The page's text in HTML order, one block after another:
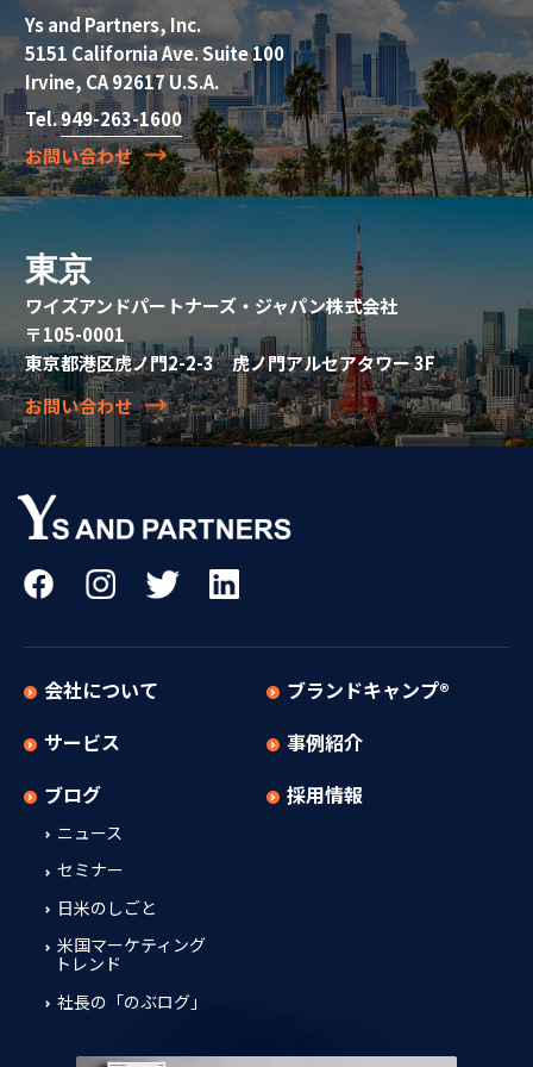
Ys and Partners, Inc.
5151 California Ave. Suite 100
Irvine, CA 92617 U.S.A.
Tel.949-263-1600
お問い合わせ
東京
ワイズアンドパートナーズ・ジャパン株式会社
〒105-0001
東京都港区虎ノ門2-2-3 虎ノ門アルセアタワー 3F
お問い合わせ
会社について
サービス
ブログ
ニュース
セミナー
日米のしごと
米国マーケティング
トレンド
社長の「のぶログ」
ブランドキャンプ®
事例紹介
採用情報